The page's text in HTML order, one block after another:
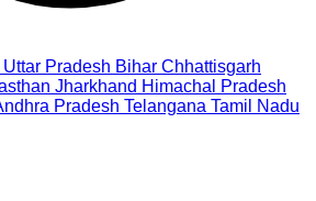
Uttar Pradesh Bihar Chhattisgarh
Jharkhand Himachal Pradesh
Pradesh Telangana Tamil Nadu